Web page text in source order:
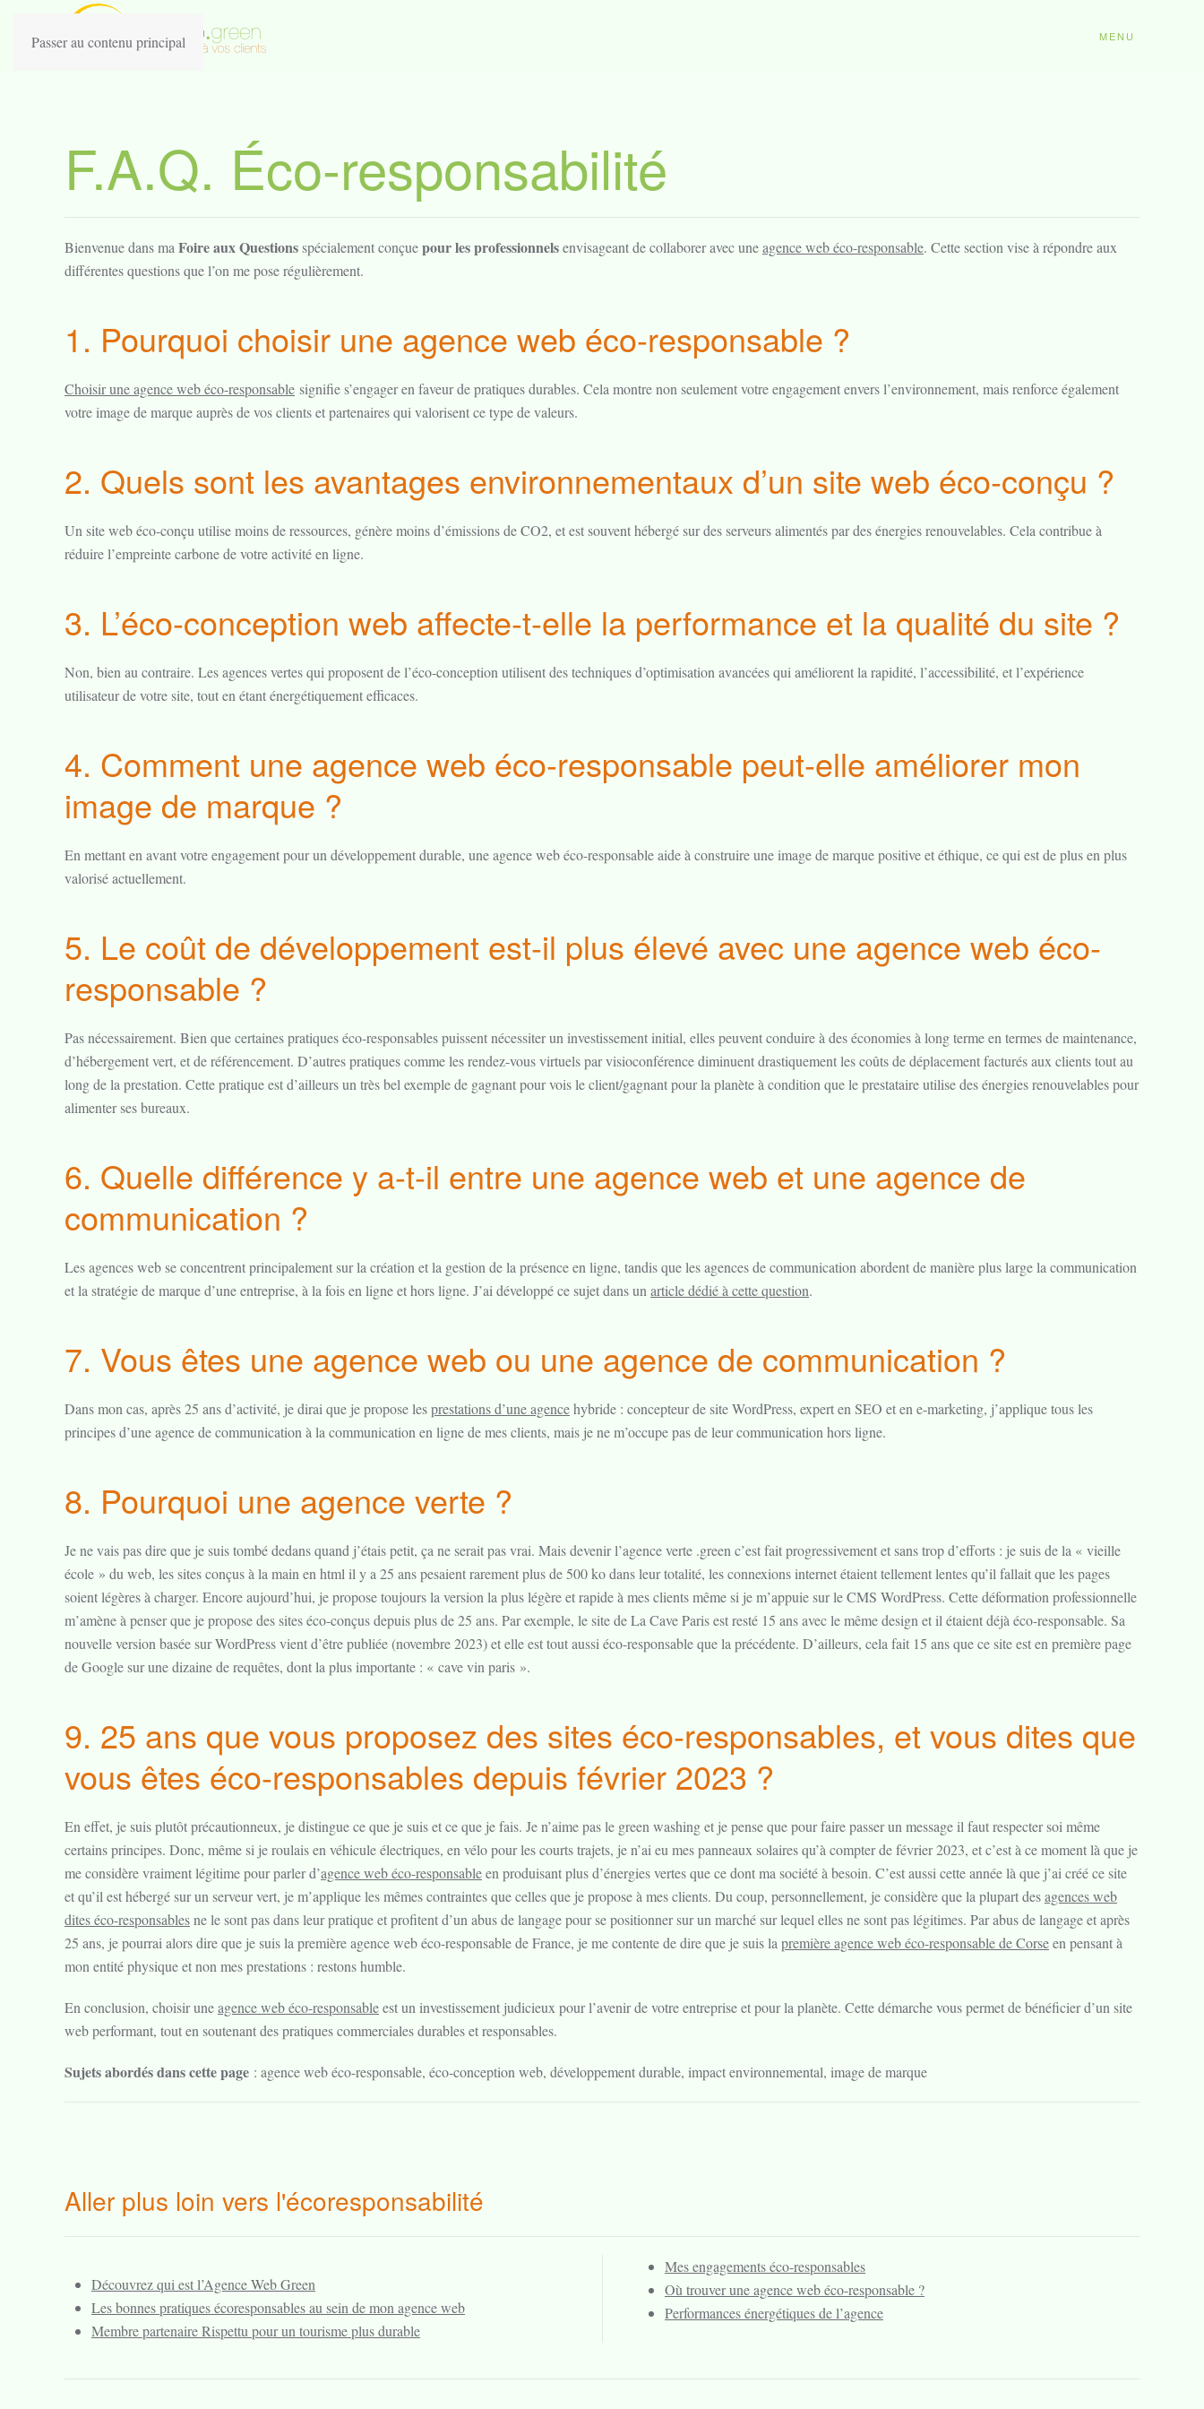
Passer au contenu principal MENU
F.A.Q. Éco-responsabilité
Bienvenue dans ma Foire aux Questionsspécialement conçuepour les professionnelsenvisageant de collaborer avec uneagence web éco-responsable. Cette section vise à répondre aux
différentes questions que l’on me pose régulièrement.
1. Pourquoi choisir une agence web éco-responsable ?
Choisir une agence web éco-responsable signifie s’engager en faveur de pratiques durables. Cela montre non seulement votre engagement envers l’environnement, mais renforce également
votre image de marque auprès de vos clients et partenaires qui valorisent ce type de valeurs.
2. Quels sont les avantages environnementaux d’un site web éco-conçu ?
Un site web éco-conçu utilise moins de ressources, génère moins d’émissions de CO2, et est souvent hébergé sur des serveurs alimentés par des énergies renouvelables. Cela contribue à
réduire l’empreinte carbone de votre activité en ligne.
3. L’éco-conception web affecte-t-elle la performance et la qualité du site ?
Non, bien au contraire. Les agences vertes qui proposent de l’éco-conception utilisent des techniques d’optimisation avancées qui améliorent la rapidité, l’accessibilité, et l’expérience
utilisateur de votre site, tout en étant énergétiquement efficaces.
4. Comment une agence web éco-responsable peut-elle améliorer mon
image de marque ?
En mettant en avant votre engagement pour un développement durable, une agence web éco-responsable aide à construire une image de marque positive et éthique, ce qui est de plus en plus
valorisé actuellement.
5. Le coût de développement est-il plus élevé avec une agence web éco-
responsable ?
Pas nécessairement. Bien que certaines pratiques éco-responsables puissent nécessiter un investissement initial, elles peuvent conduire à des économies à long terme en termes de maintenance,
d’hébergement vert, et de référencement. D’autres pratiques comme les rendez-vous virtuels par visioconférence diminuent drastiquement les coûts de déplacement facturés aux clients tout au
long de la prestation. Cette pratique est d’ailleurs un très bel exemple de gagnant pour vois le client/gagnant pour la planète à condition que le prestataire utilise des énergies renouvelables pour
alimenter ses bureaux.
6. Quelle différence y a-t-il entre une agence web et une agence de
communication ?
Les agences web se concentrent principalement sur la création et la gestion de la présence en ligne, tandis que les agences de communication abordent de manière plus large la communication
et la stratégie de marque d’une entreprise, à la fois en ligne et hors ligne. J’ai développé ce sujet dans un article dédié à cette question.
7. Vous êtes une agence web ou une agence de communication ?
Dans mon cas, après 25 ans d’activité, je dirai que je propose lesprestations d’une agencehybride : concepteur de site WordPress, expert en SEO et en e-marketing, j’applique tous les
principes d’une agence de communication à la communication en ligne de mes clients, mais je ne m’occupe pas de leur communication hors ligne.
8. Pourquoi une agence verte ?
Je ne vais pas dire que je suis tombé dedans quand j’étais petit, ça ne serait pas vrai. Mais devenir l’agence verte .green c’est fait progressivement et sans trop d’efforts : je suis de la « vieille
école » du web, les sites conçus à la main en html il y a 25 ans pesaient rarement plus de 500 ko dans leur totalité, les connexions internet étaient tellement lentes qu’il fallait que les pages
soient légères à charger. Encore aujourd’hui, je propose toujours la version la plus légère et rapide à mes clients même si je m’appuie sur le CMS WordPress. Cette déformation professionnelle
m’amène à penser que je propose des sites éco-conçus depuis plus de 25 ans. Par exemple, le site de La Cave Paris est resté 15 ans avec le même design et il étaient déjà éco-responsable. Sa
nouvelle version basée sur WordPress vient d’être publiée (novembre 2023) et elle est tout aussi éco-responsable que la précédente. D’ailleurs, cela fait 15 ans que ce site est en première page
de Google sur une dizaine de requêtes, dont la plus importante : « cave vin paris ».
9. 25 ans que vous proposez des sites éco-responsables, et vous dites que
vous êtes éco-responsables depuis février 2023 ?
En effet, je suis plutôt précautionneux, je distingue ce que je suis et ce que je fais. Je n’aime pas le green washing et je pense que pour faire passer un message il faut respecter soi même
certains principes. Donc, même si je roulais en véhicule électriques, en vélo pour les courts trajets, je n’ai eu mes panneaux solaires qu’à compter de février 2023, et c’est à ce moment là que je
me considère vraiment légitime pour parler d’agence web éco-responsableen produisant plus d’énergies vertes que ce dont ma société à besoin. C’est aussi cette année là que j’ai créé ce site
et qu’il est hébergé sur un serveur vert, je m’applique les mêmes contraintes que celles que je propose à mes clients. Du coup, personnellement, je considère que la plupart desagences web
dites éco-responsablesne le sont pas dans leur pratique et profitent d’un abus de langage pour se positionner sur un marché sur lequel elles ne sont pas légitimes. Par abus de langage et après
25 ans, je pourrai alors dire que je suis la première agence web éco-responsable de France, je me contente de dire que je suis la première agence web éco-responsable de Corseen pensant à
mon entité physique et non mes prestations : restons humble.
En conclusion, choisir uneagence web éco-responsableest un investissement judicieux pour l’avenir de votre entreprise et pour la planète. Cette démarche vous permet de bénéficier d’un site
web performant, tout en soutenant des pratiques commerciales durables et responsables.
Sujets abordés dans cette page : agence web éco-responsable, éco-conception web, développement durable, impact environnemental, image de marque
Aller plus loin vers l'écoresponsabilité
Découvrez qui est l’Agence Web Green
Les bonnes pratiques écoresponsables au sein de mon agence web
Membre partenaire Rispettu pour un tourisme plus durable
Mes engagements éco-responsables
Où trouver une agence web éco-responsable ?
Performances énergétiques de l’agence